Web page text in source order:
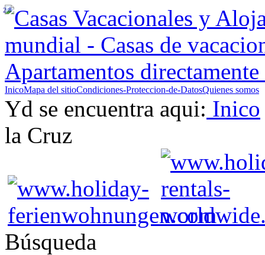
InicoMapa del sitioCondiciones-Proteccion-de-DatosQuienes somos
Yd se encuentra aqui: Inico
la Cruz
Búsqueda
2.8